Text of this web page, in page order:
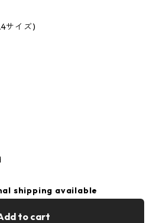
サイズ)
shipping available
to cart